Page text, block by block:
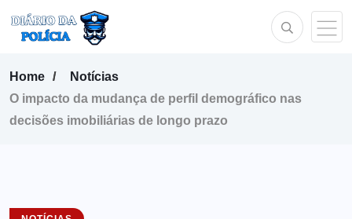
Home
Notícias
O impacto da mudança de perfil demográfico nas
decisões imobiliárias de longo prazo